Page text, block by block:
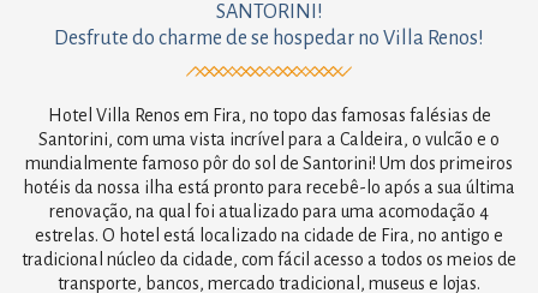
SANTORINI!
Desfrute do charme de se hospedar no Villa Renos!
Hotel Villa Renos em Fira, no topo das famosas falésias de
Santorini, com uma vista incrível para a Caldeira, o vulcão e o
mundialmente famoso pôr do sol de Santorini! Um dos primeiros
hotéis da nossa ilha está pronto para recebê-lo após a sua última
renovação, na qual foi atualizado para uma acomodação 4
estrelas. O hotel está localizado na cidade de Fira, no antigo e
tradicional núcleo da cidade, com fácil acesso a todos os meios de
transporte, bancos, mercado tradicional, museus e lojas.